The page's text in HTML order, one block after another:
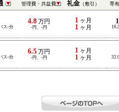
管理費・共益費 礼金（敷引） 専
ス-分
4.8万円
-円、-円
1 ヶ月
1 ヶ月
ス-分
6.5万円
-円、-円
1 ヶ月
1 ヶ月